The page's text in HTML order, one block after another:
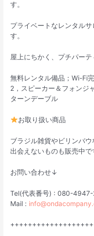
す。
プライベートなレンタル
す。
屋上にちかく、プチパーテ
無料レンタル備品；Wi-Fi
2，スピーカー＆フォンジ
ターンデーブル
お取り扱い商品
ブラジル雑貨やビリンバ
出会えないものも販売中
お問い合わせ↓
Tel(代表番号) : 080-
Mail :